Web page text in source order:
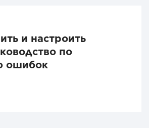
и настроить
по
ошибок